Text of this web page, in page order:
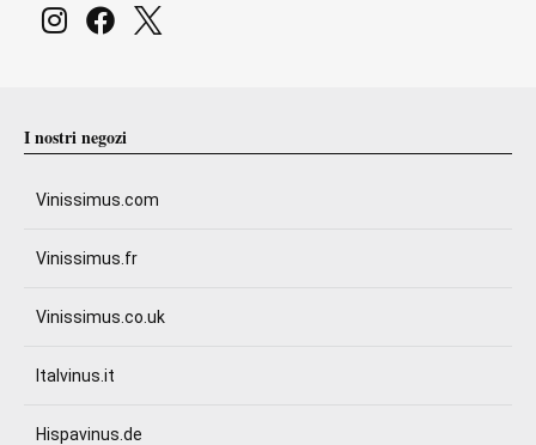
I nostri negozi
Vinissimus.com
Vinissimus.fr
Vinissimus.co.uk
Italvinus.it
Hispavinus.de